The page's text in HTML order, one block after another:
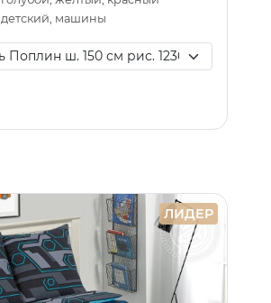
детский, машины
ЛИДЕР